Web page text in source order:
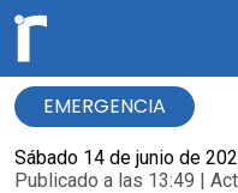
EMERGENCIA
Sábado 14 de junio de
Publicado a las 13:49 |